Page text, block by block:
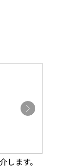
します。